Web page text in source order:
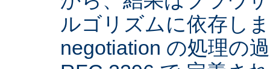
ルゴリズムに依存し
negotiation の処理の